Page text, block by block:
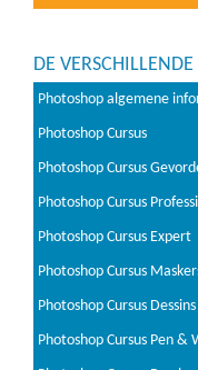
DE VERSCHILLENDE
Photoshop algemene
Photoshop Cursus
Photoshop Cursus
Photoshop Cursus
Photoshop Cursus Expert
Photoshop Cursus
Photoshop Cursus Dessins
Photoshop Cursus Pen &